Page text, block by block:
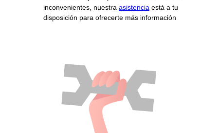
inconvenientes, nuestra asistencia está a tu
disposición para ofrecerte más información